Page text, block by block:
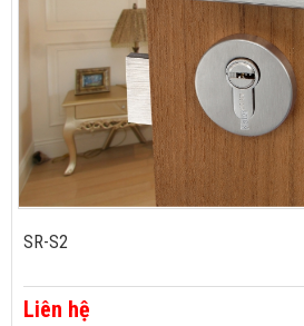
SR-S2
Liên hệ